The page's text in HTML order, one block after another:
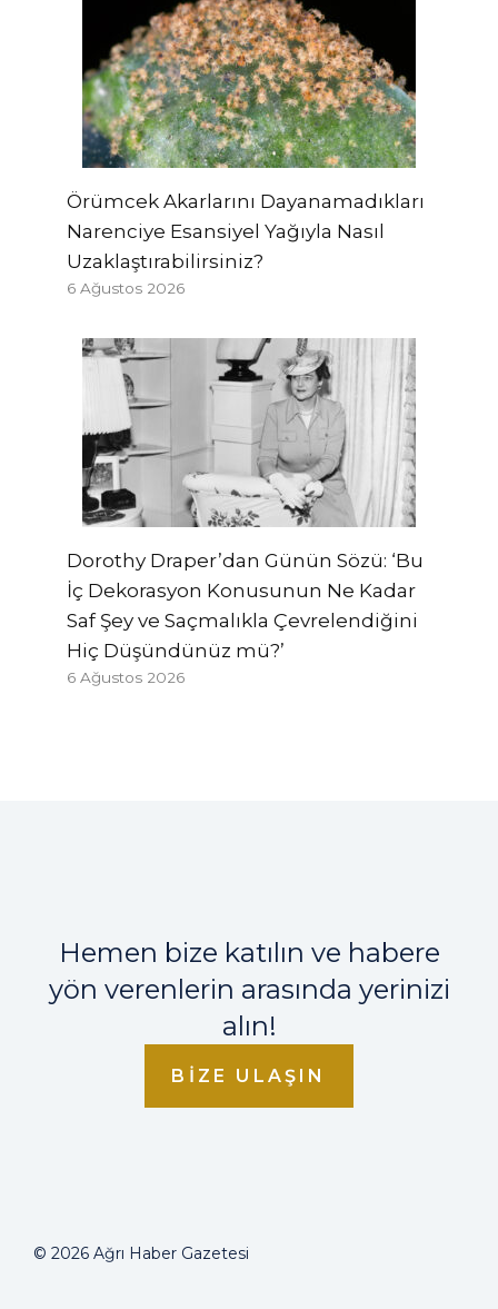
Örümcek Akarlarını Dayanamadıkları
Narenciye Esansiyel Yağıyla Nasıl
Uzaklaştırabilirsiniz?
6 Ağustos 2026
Dorothy Draper’dan Günün Sözü: ‘Bu
İç Dekorasyon Konusunun Ne Kadar
Saf Şey ve Saçmalıkla Çevrelendiğini
Hiç Düşündünüz mü?’
6 Ağustos 2026
Hemen bize katılın ve habere
yön verenlerin arasında yerinizi
alın!
BIZE ULAŞIN
© 2026 Ağrı Haber Gazetesi